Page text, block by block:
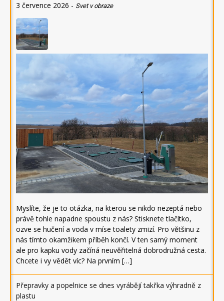
3 července 2026 - Svet v obraze
Myslíte, že je to otázka, na kterou se nikdo nezeptá nebo
právě tohle napadne spoustu z nás? Stisknete tlačítko,
ozve se hučení a voda v míse toalety zmizí. Pro většinu z
nás tímto okamžikem příběh končí. V ten samý moment
ale pro kapku vody začíná neuvěřitelná dobrodružná cesta.
Chcete i vy vědět víc? Na prvním […]
Přepravky a popelnice se dnes vyrábějí takřka výhradně z
plastu